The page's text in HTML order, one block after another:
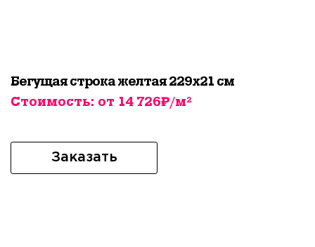
Бегущая строка желтая 229х21 см
Стоимость: от 14 726₽/м²
Заказать